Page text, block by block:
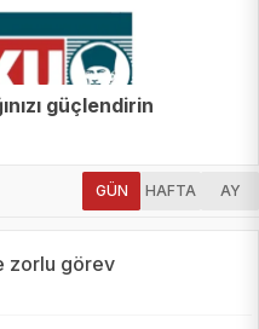
güçlendirin
GÜN HAFTA AY
zorlu görev